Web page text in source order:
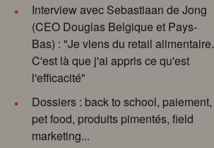
Interview avec Sebastiaan de Jong
(CEO Douglas Belgique et Pays-
Bas) : "Je viens du retail alimentaire.
C'est là que j'ai appris ce qu'est
l'efficacité"
Dossiers : back to school, paiement,
pet food, produits pimentés, field
marketing...